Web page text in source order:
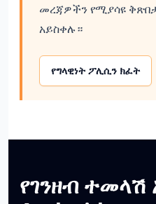
መረጃዎችን የሚያሳዩ
አይስቀሉ።
የግላዊነት ፖሊሲን ክፈት
የገንዘብ ተመላሽ